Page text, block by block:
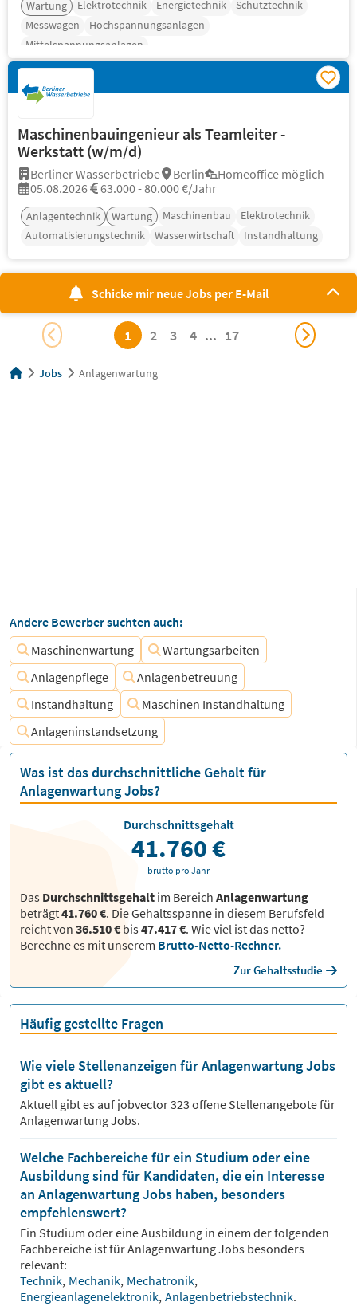
Wartung Elektrotechnik Energietechnik
Schutztechnik
Messwagen
Hochspannungsanlagen
Mittelspannungsanlagen
Maschinenbauingenieur als Teamleiter -
Werkstatt (w/m/d)
Berliner Wasserbetriebe Berlin
Homeoffice möglich
05.08.2026
63.000 - 80.000 €/Jahr
Anlagentechnik Wartung Maschinenbau
Elektrotechnik
Automatisierungstechnik
Wasserwirtschaft Instandhaltung
Schicke mir neue Jobs per E-Mail
1 2 3 4 ... 17
Jobs Anlagenwartung
Andere Bewerber suchten auch:
Maschinenwartung
Wartungsarbeiten
Anlagenpflege
Anlagenbetreuung
Instandhaltung
Maschinen Instandhaltung
Anlageninstandsetzung
Was ist das durchschnittliche Gehalt für
Anlagenwartung Jobs?
Das Durchschnittsgehalt im Bereich Anlagenwartung
beträgt41.760 €. Die Gehaltsspanne in diesem Berufsfeld
reicht von 36.510 € bis47.417 €. Wie viel ist das netto?
Berechne es mit unserem Brutto-Netto-Rechner.
Zur Gehaltsstudie
Durchschnittsgehalt
41.760 €
brutto pro Jahr
Häufig gestellte Fragen
Wie viele Stellenanzeigen für Anlagenwartung Jobs
gibt es aktuell?
Aktuell gibt es auf jobvector323 offene Stellenangebote für
Anlagenwartung Jobs.
Welche Fachbereiche für ein Studium oder eine
Ausbildung sind für Kandidaten, die ein Interesse
an Anlagenwartung Jobs haben, besonders
empfehlenswert?
Ein Studium oder eine Ausbildung in einem der folgenden
Fachbereiche ist fürAnlagenwartungJobs besonders
relevant:
Technik, Mechanik, Mechatronik,
Energieanlagenelektronik, Anlagenbetriebstechnik.